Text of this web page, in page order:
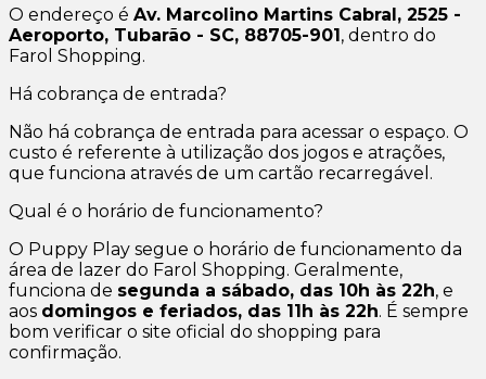
O endereço é Av. Marcolino Martins Cabral, 2525 -
Aeroporto, Tubarão - SC, 88705-901 , dentro do
Farol Shopping.
Há cobrança de entrada?
Não há cobrança de entrada para acessar o espaço. O
custo é referente à utilização dos jogos e atrações,
que funciona através de um cartão recarregável.
Qual é o horário de funcionamento?
O Puppy Play segue o horário de funcionamento da
área de lazer do Farol Shopping. Geralmente,
funciona de segunda a sábado, das 10h às 22h, e
aos domingos e feriados, das 11h às 22h. É sempre
bom verificar o site oficial do shopping para
confirmação.